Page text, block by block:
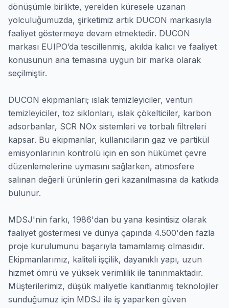
bir anlayışı benimseyerek; çalışma ekibimize yeni bir
motivasyon ve dinamizm katmayı amaçlıyoruz. Bu
dönüşümle birlikte, yerelden küresele uzanan
yolculuğumuzda, şirketimiz artık DUCON markasıyla
faaliyet göstermeye devam etmektedir. DUCON
markası EUIPO’da tescillenmiş, akılda kalıcı ve faaliyet
seçilmiştir.
DUCON ekipmanları; ıslak temizleyiciler, venturi
temizleyiciler, toz siklonları, ıslak çökelticiler, karbon
adsorbanlar, SCR NOx sistemleri ve torbalı filtreleri
kapsar. Bu ekipmanlar, kullanıcıların gaz ve partikül
emisyonlarının kontrolü için en son hükümet çevre
düzenlemelerine uymasını sağlarken, atmosfere
bulunur.
MDSJ'nin farkı, 1986'dan bu yana kesintisiz olarak
faaliyet göstermesi ve dünya çapında 4.500'den fazla
proje kurulumunu başarıyla tamamlamış olmasıdır.
Ekipmanlarımız, kaliteli işçilik, dayanıklı yapı, uzun
hizmet ömrü ve yüksek verimlilik ile tanınmaktadır.